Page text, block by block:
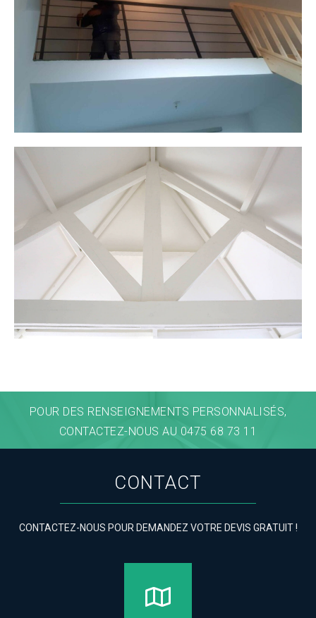
POUR DES RENSEIGNEMENTS PERSONNALISÉS,
CONTACTEZ-NOUS AU 0475 68 73 11
CONTACT
CONTACTEZ-NOUS POUR DEMANDEZ VOTRE DEVIS GRATUIT !